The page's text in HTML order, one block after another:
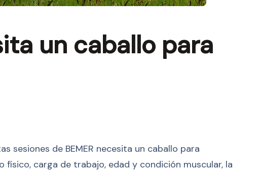
un caballo para
sesiones de BEMER necesita un caballo para
carga de trabajo, edad y condición muscular, la